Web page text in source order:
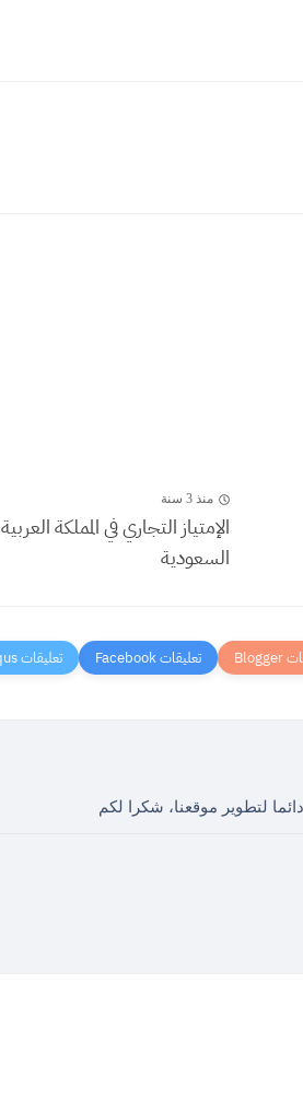
منذ 3 سنة
الإمتياز التجاري في المملكة العربية
السعودية
لتطوير موقعنا، شكرا لكم